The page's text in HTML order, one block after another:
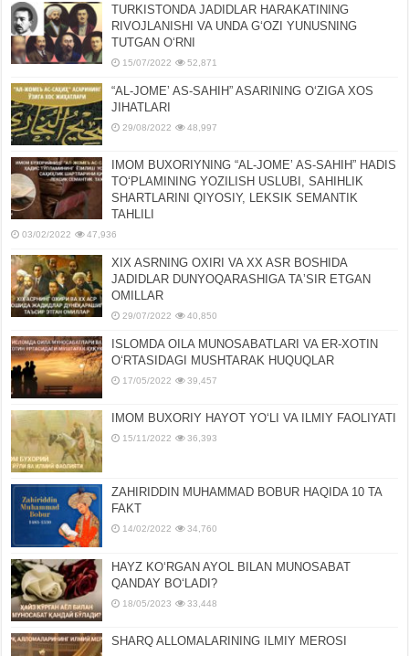
TURKISTONDA JADIDLAR HARAKATINING
RIVOJLANISHI VA UNDA GʻOZI YUNUSNING
TUTGAN OʻRNI
15/07/2022 52,871
“AL-JOMEʼ AS-SAHIH” ASARINING OʻZIGA XOS
JIHATLARI
29/08/2022 48,997
IMOM BUXORIYNING “AL-JOMEʼ AS-SAHIH” HADIS
TOʻPLAMINING YOZILISH USLUBI, SAHIHLIK
SHARTLARINI QIYOSIY, LЕKSIK SЕMANTIK
TAHLILI
03/02/2022 47,936
XIX ASRNING OXIRI VA XX ASR BOSHIDA
JADIDLAR DUNYOQARASHIGA TAʼSIR ETGAN
OMILLAR
29/07/2022 40,850
ISLOMDA OILA MUNOSABATLARI VA ER-XOTIN
OʻRTASIDAGI MUSHTARAK HUQUQLAR
17/05/2022 39,457
IMOM BUXORIY HAYOT YOʻLI VA ILMIY FAOLIYATI
15/11/2022 36,393
ZAHIRIDDIN MUHAMMAD BOBUR HAQIDA 10 TA
FAKT
14/02/2022 34,760
HAYZ KOʻRGAN AYOL BILAN MUNOSABAT
QANDAY BOʻLADI?
18/05/2023 33,448
SHARQ ALLOMALARINING ILMIY MEROSI